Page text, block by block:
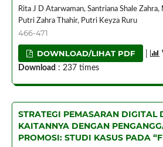
Rita J D Atarwaman, Santriana Shale
Putri Zahra Thahir, Putri Keyza Ruru
466-471
DOWNLOAD/LIHAT PDF
Download : 237 times
STRATEGI PEMASARAN DIGITAL
KAITANNYA DENGAN
PROMOSI: STUDI KASUS PADA